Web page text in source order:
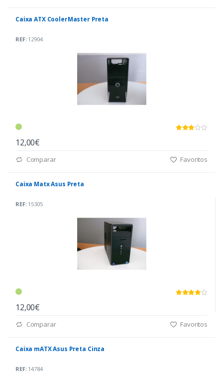
Caixa ATX CoolerMaster Preta
REF:12904
12,00€
Comparar Favoritos
Caixa Matx Asus Preta
REF:15305
12,00€
Comparar Favoritos
Caixa mATX Asus Preta Cinza
REF:14784